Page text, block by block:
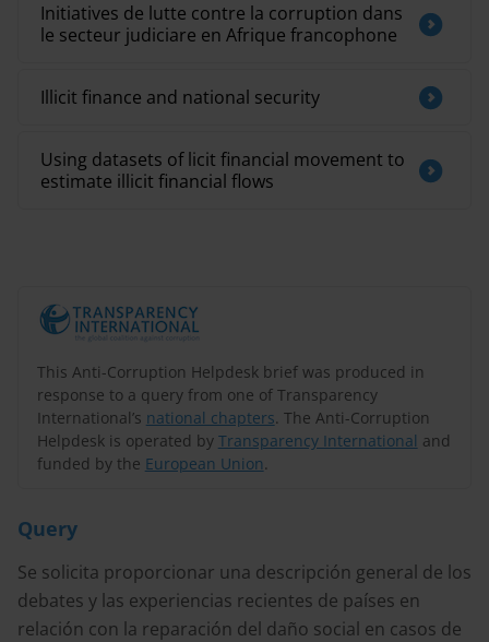
This Anti-Corruption Helpdesk brief was produced in
response to a query from one of Transparency
International’s national chapters. The Anti-Corruption
Helpdesk is operated by Transparency International and
funded by the European Union.
Query
Se solicita proporcionar una descripción general de los
debates y las experiencias recientes de países en
relación con la reparación del daño social en casos de
Initiatives de lutte contre la corruption dans
le secteur judiciare en Afrique francophone
Illicit finance and national security
Using datasets of licit financial movement to
estimate illicit financial flows